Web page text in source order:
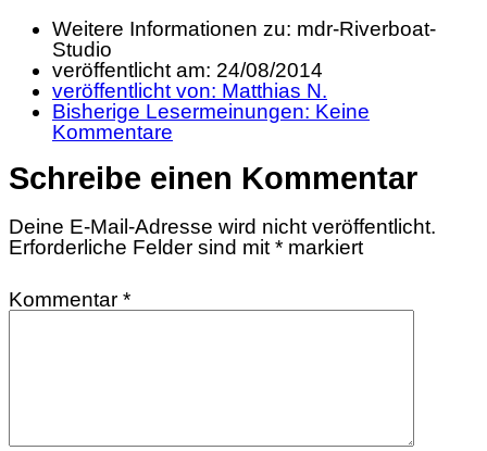
Weitere Informationen zu: mdr-Riverboat-
Studio
veröffentlicht am: 24/08/2014
veröffentlicht von: Matthias N.
Bisherige Lesermeinungen: Keine
Kommentare
Schreibe einen Kommentar
Deine E-Mail-Adresse wird nicht veröffentlicht.
Erforderliche Felder sind mit * markiert
Kommentar *